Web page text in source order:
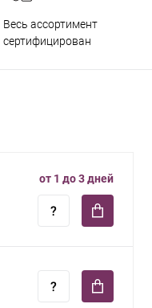
Весь ассортимент
сертифицирован
от 1 до 3 дней